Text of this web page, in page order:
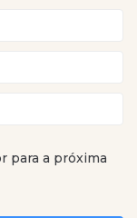
para a próxima